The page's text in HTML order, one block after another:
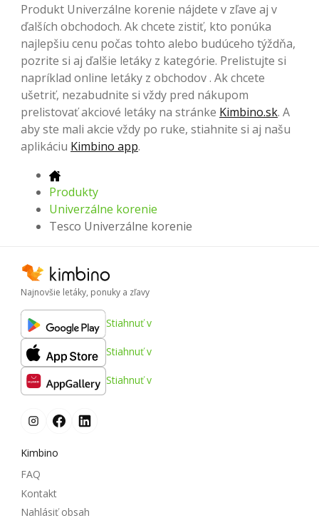
Produkt Univerzálne korenie nájdete v zľave aj v
ďalších obchodoch. Ak chcete zistiť, kto ponúka
najlepšiu cenu počas tohto alebo budúceho týždňa,
pozrite si aj ďalšie letáky z kategórie. Prelistujte si
napríklad online letáky z obchodov . Ak chcete
ušetriť, nezabudnite si vždy pred nákupom
prelistovať akciové letáky na stránke Kimbino.sk. A
aby ste mali akcie vždy po ruke, stiahnite si aj našu
aplikáciu Kimbino app.
Produkty
Univerzálne korenie
Tesco Univerzálne korenie
Najnovšie letáky, ponuky a zľavy
Stiahnuť v
Stiahnuť v
Stiahnuť v
Kimbino
FAQ
Kontakt
Nahlásiť obsah